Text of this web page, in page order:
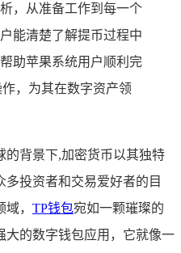
，从准备工作到每一个
能清楚了解提币过程中
助苹果系统用户顺利完
，为其在数字资产领
的背景下,加密货币以其独特
投资者和交易爱好者的目
域， TP钱包宛如一颗璀璨的
大的数字钱包应用，它就像一